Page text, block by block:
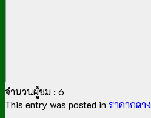
จำนวนผู้ชม : 6
This entry was posted in ราคากลาง